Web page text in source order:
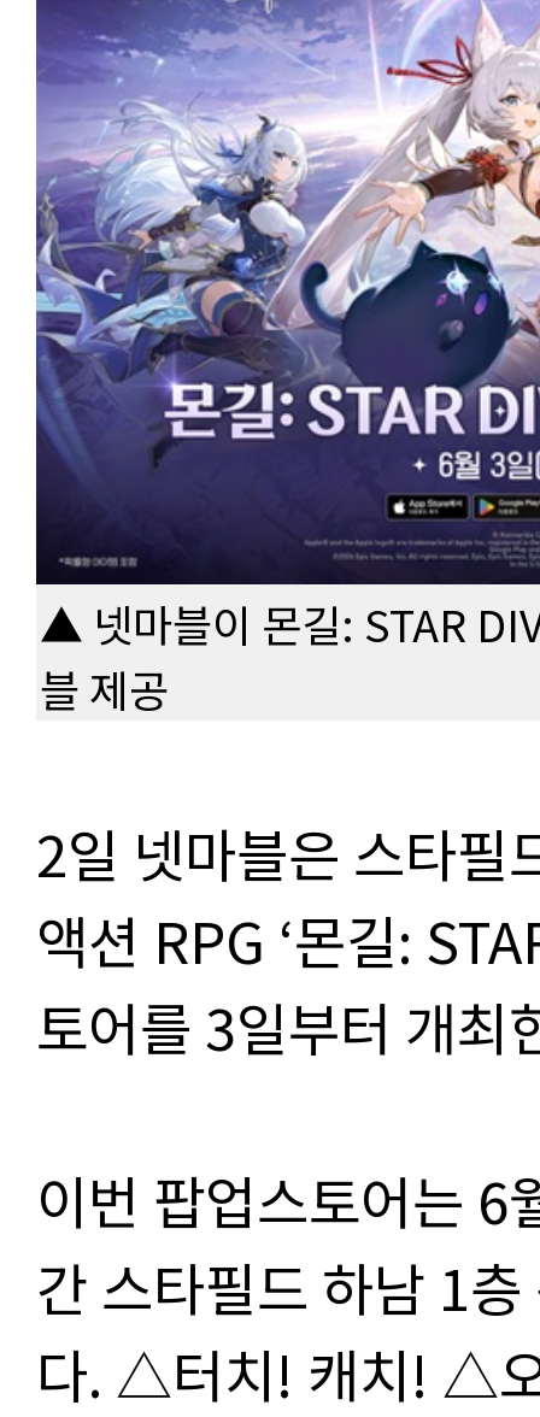
▲ 넷마블이 몬길: STAR
블 제공
2일 넷마블은 스타필
액션 RPG ‘몬길:
토어를 3일부터 개최
이번 팝업스토어는
간 스타필드 하남 1
다. △터치! 캐치! △